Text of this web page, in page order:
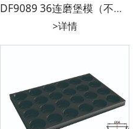
DF9089 36连磨堡模（不沾）镀铝 600*400*28mm圆径85*44*25（78*39）
>详情